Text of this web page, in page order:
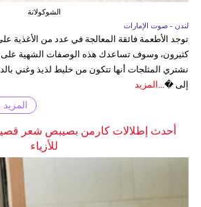
الشوكولاتة
لندن - صوت الإمارات
توجد الأطعمة فائقة المعالجة في عدد من الأغذية
كثيرون، وسوف تساعدك هذه الوصفات الشهية على
نشتري المثلجات أنها تتكون من خليط لذيذ وغني
إلى �... المزيد
أحدث إطلالات كارمن بصيبص شعر
للأزياء